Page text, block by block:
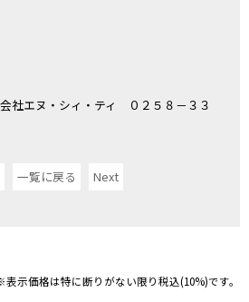
エヌ・シィ・ティ ０２５８－３３
一覧に戻る Next
表示価格は特に断りがない限り税込(10%)です。